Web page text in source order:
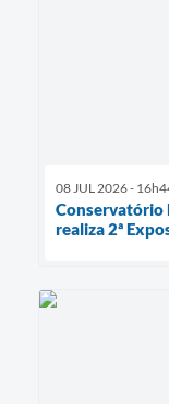
08 JUL 2026 -
Conservatório
realiza 2ª